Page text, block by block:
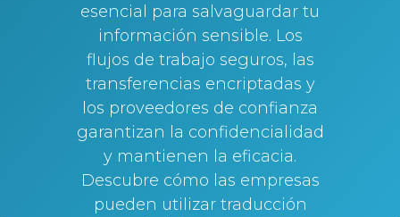
esencial para salvaguardar tu
información sensible. Los
flujos de trabajo seguros, las
transferencias encriptadas y
los proveedores de confianza
garantizan la confidencialidad
y mantienen la eficacia.
Descubre cómo las empresas
pueden utilizar traducción